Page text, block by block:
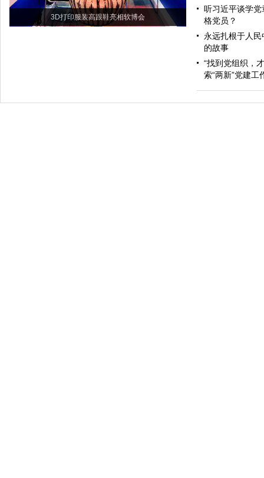
3D打印服装高跟鞋亮相软博会
听习近平谈学
格党员？
永远扎根于人
的故事
“找到党组织，
索“两新”党建工